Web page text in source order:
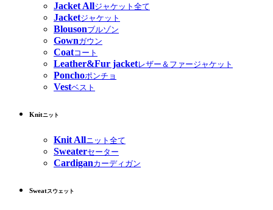
Jacket Allジャケット全て
Jacketジャケット
Blousonブルゾン
Gownガウン
Coatコート
Leather&Fur jacketレザー＆ファージャケット
Ponchoポンチョ
Vestベスト
Knitニット
Knit Allニット全て
Sweaterセーター
Cardiganカーディガン
Sweatスウェット